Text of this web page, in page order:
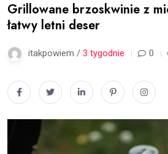
Grillowane brzoskwinie z
łatwy letni deser
itakpowiem / 3 tygodnie 0